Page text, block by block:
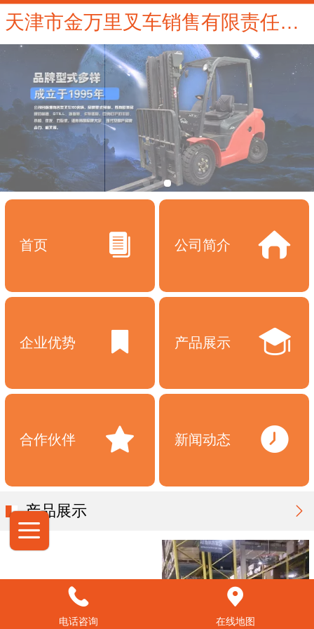
天津市金万里叉车销售有限责任公司|天津叉车租赁|天津叉车维修|天津电动叉车租赁
首页 公司简介
企业优势 产品展示
合作伙伴 新闻动态
产品展示
电话咨询 在线地图